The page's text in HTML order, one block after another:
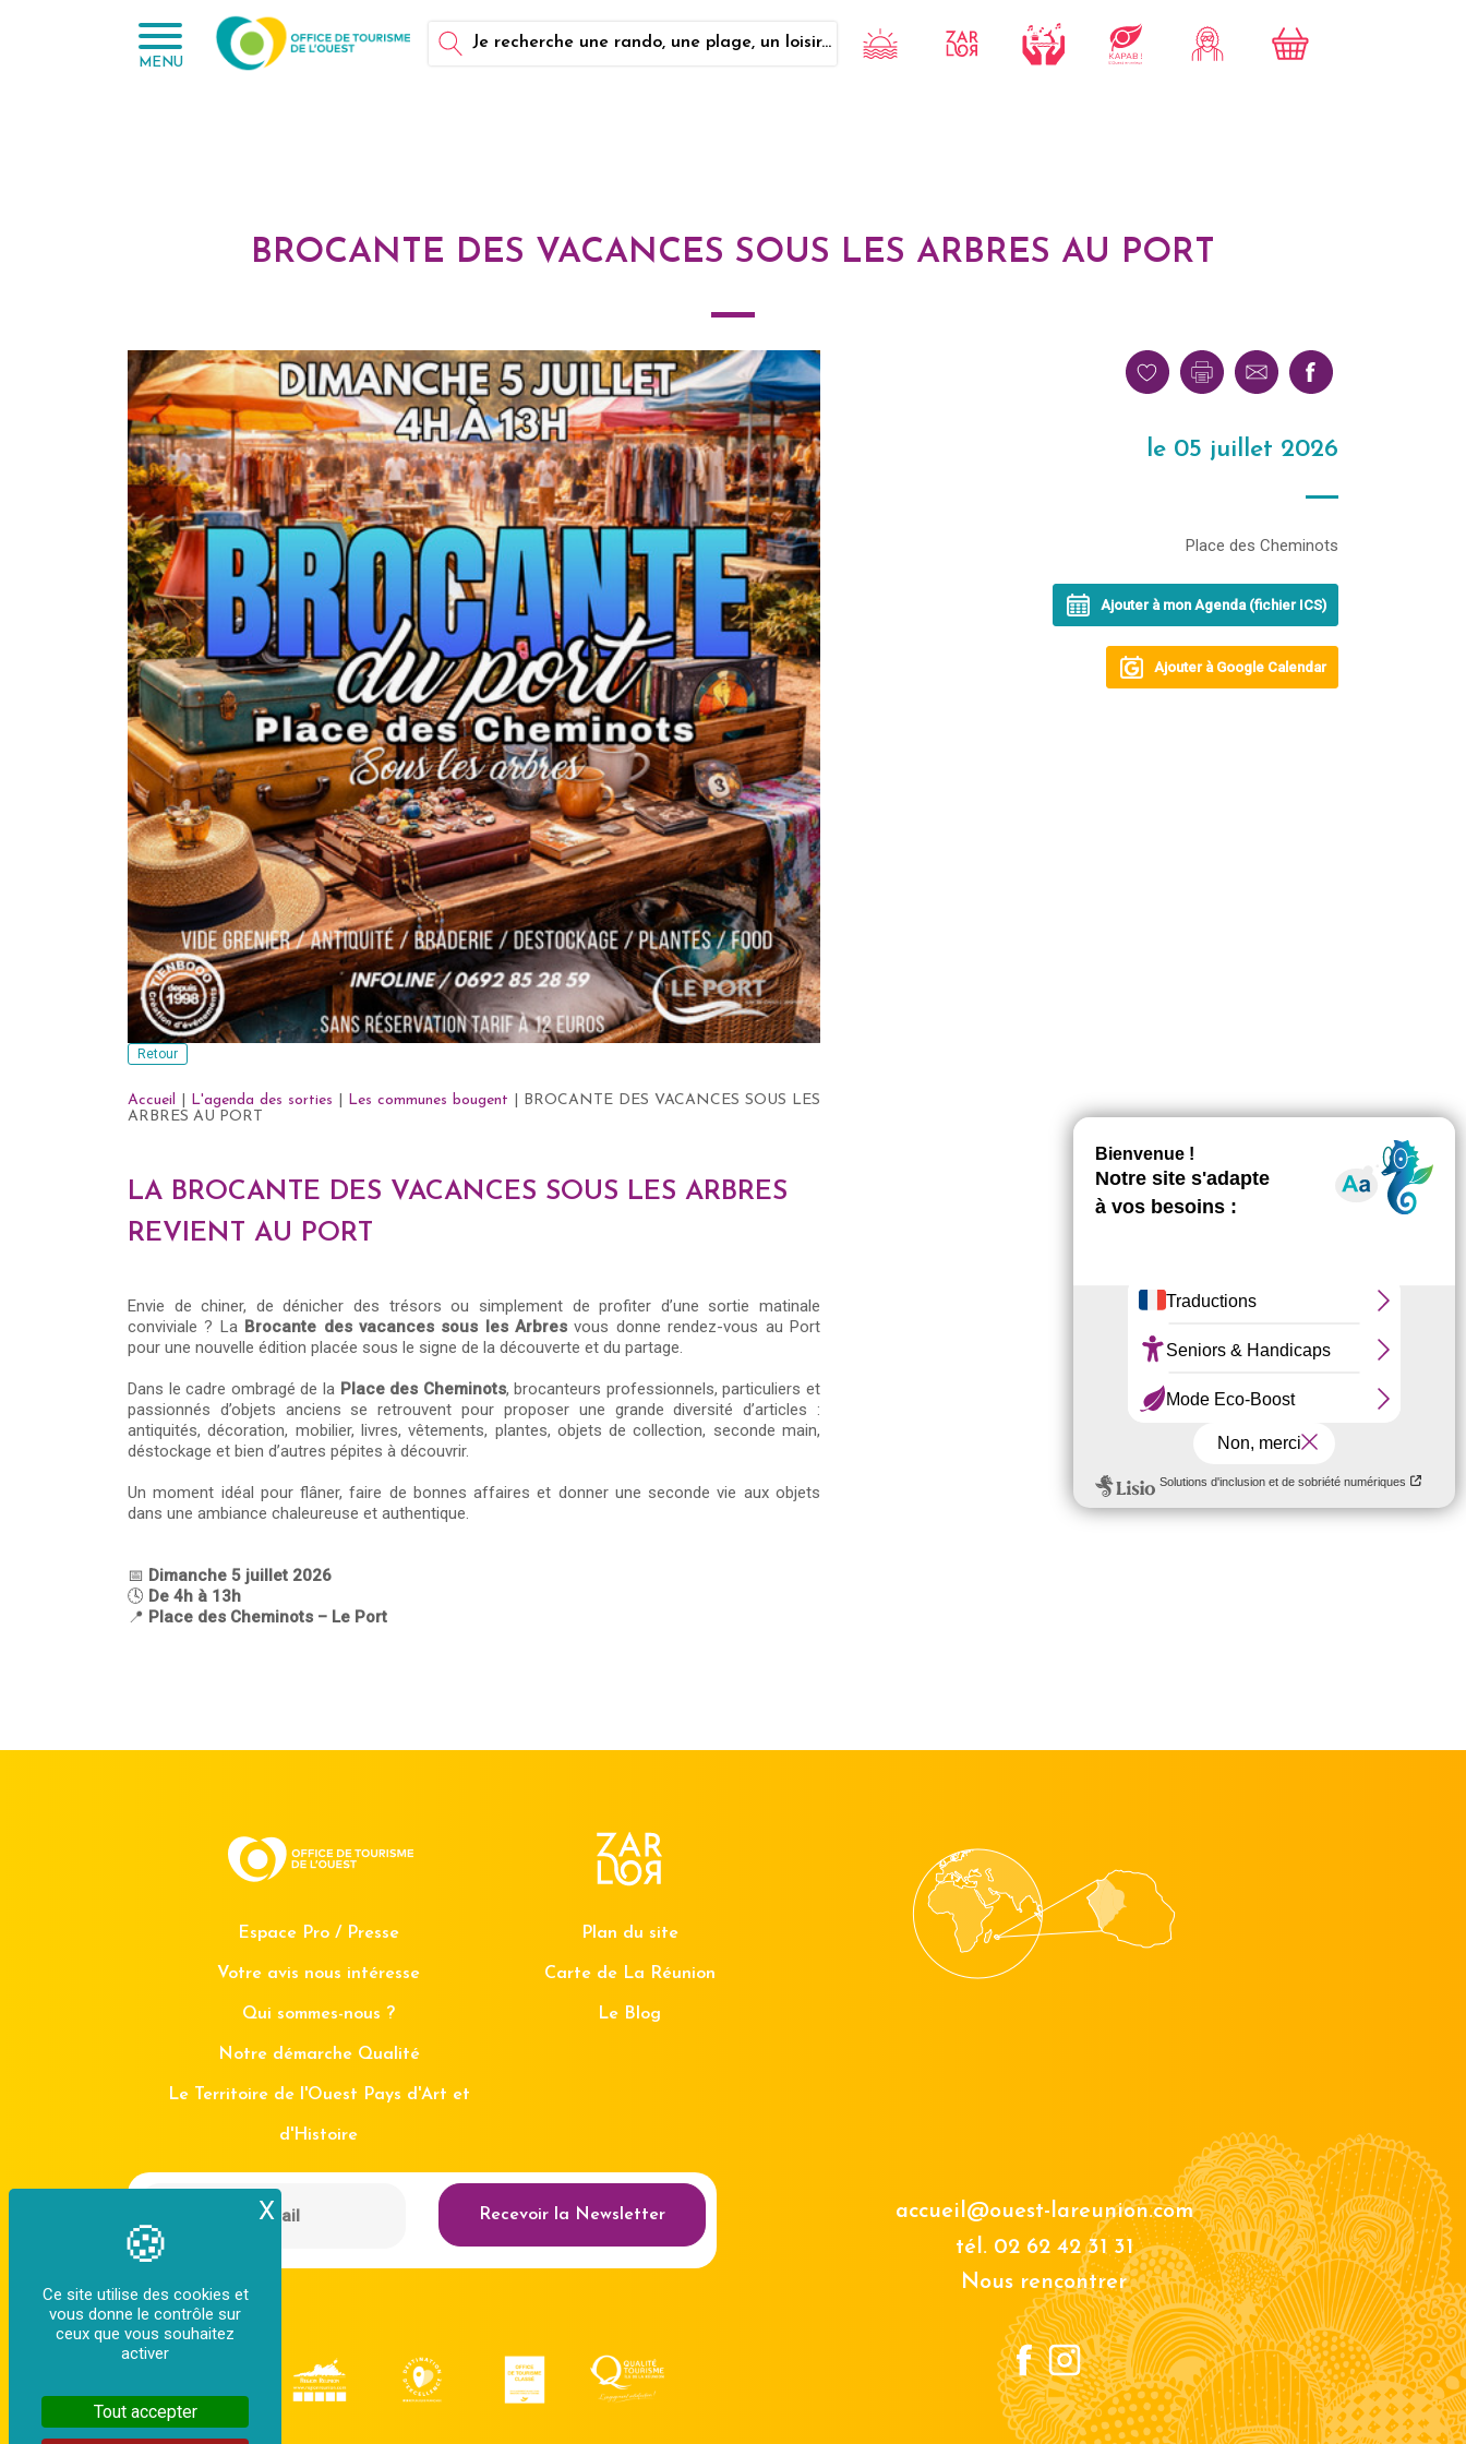
Ce site utilise des cookies et
vous donne le contrôle sur
ceux que vous souhaitez
activer
Tout accepter
X Masquer le bandeau des cookies
MENU
Je recherche une rando, une plage, un loisir...
BROCANTE DES VACANCES SOUS LES ARBRES AU PORT
le 05 juillet 2026
Place des Cheminots
Ajouter à mon Agenda (fichier ICS)
Ajouter à Google Calendar
Retour
Accueil L'agenda des sorties Les communes bougent | BROCANTE DES VACANCES SOUS LES
ARBRES AU PORT
LA BROCANTE DES VACANCES SOUS LES ARBRES
REVIENT AU PORT
Envie de chiner, de dénicher des trésors ou simplement de profiter d’une sortie matinale
conviviale ? La Brocante des vacances sous les Arbres vous donne rendez-vous au Port
pour une nouvelle édition placée sous le signe de la découverte et du partage.
Dans le cadre ombragé de la Place des Cheminots, brocanteurs professionnels, particuliers et
passionnés d’objets anciens se retrouvent pour proposer une grande diversité d’articles :
antiquités, décoration, mobilier, livres, vêtements, plantes, objets de collection, seconde main,
déstockage et bien d’autres pépites à découvrir.
Un moment idéal pour flâner, faire de bonnes affaires et donner une seconde vie aux objets
dans une ambiance chaleureuse et authentique.
📅 Dimanche 5 juillet 2026
🕓 De 4h à 13h
📍 Place des Cheminots – Le Port
Espace Pro / Presse
Votre avis nous intéresse
Qui sommes-nous ?
Notre démarche Qualité
Le Territoire de l'Ouest Pays d'Art et
d'Histoire
Plan du site
Carte de La Réunion
Le Blog
Recevoir la Newsletter
accueil@ouest-lareunion.com
tél. 02 62 42 31 31
Nous rencontrer